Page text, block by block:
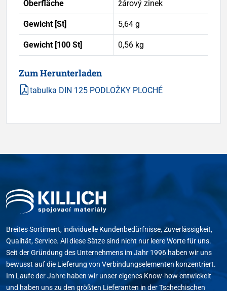
Oberfläche žárový zinek
Gewicht [St] 5,64 g
Gewicht [100 St] 0,56 kg
Zum Herunterladen
tabulka DIN 125 PODLOŽKY PLOCHÉ
Breites Sortiment, individuelle Kundenbedürfnisse, Zuverlässigkeit,
Qualität, Service. All diese Sätze sind nicht nur leere Worte für uns.
Seit der Gründung des Unternehmens im Jahr 1996 haben wir uns
bewusst auf die Lieferung von Verbindungselementen konzentriert.
Im Laufe der Jahre haben wir unser eigenes Know-how entwickelt
und haben uns zu den größten Lieferanten in der Tschechischen